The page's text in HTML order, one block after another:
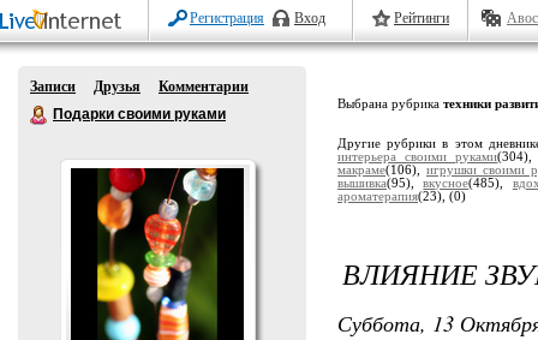
Регистрация Вход Рейтинги
Записи Друзья
Комментарии
Подарки своими руками
Выбрана рубрика техники
Другие рубрики в этом
интерьера своими руками
макраме(106), игрушки своими
вышивка(95),вкусное(485),
ароматерапия(23), (0)
ВЛИЯНИЕ
Суббота, 13